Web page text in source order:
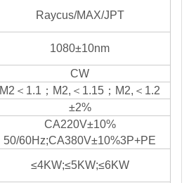
Raycus/MAX/JPT
1080±10nm
CW
M2＜1.1；M2,＜1.15；M2,＜1.2
±2%
CA220V±10%
50/60Hz;CA380V±10%3P+PE
≤4KW;≤5KW;≤6KW